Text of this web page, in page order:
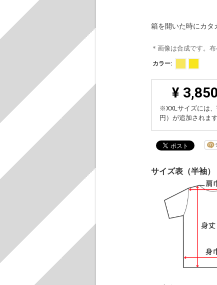
箱を開いた時にカタ
＊画像は合成です。
カラー:
¥ 3,850
※XXLサイズには
円）が追加されます
サイズ表（半袖）